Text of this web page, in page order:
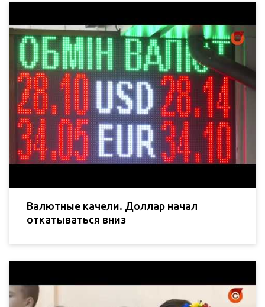
Валютные качели. Доллар начал
откатываться вниз